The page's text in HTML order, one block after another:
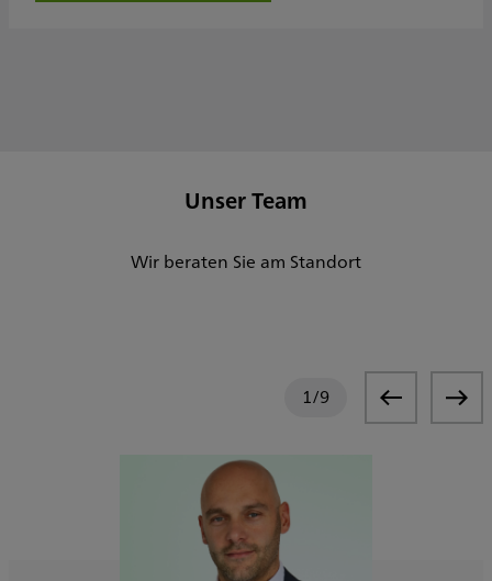
Unser Team
Wir beraten Sie am Standort
1/9